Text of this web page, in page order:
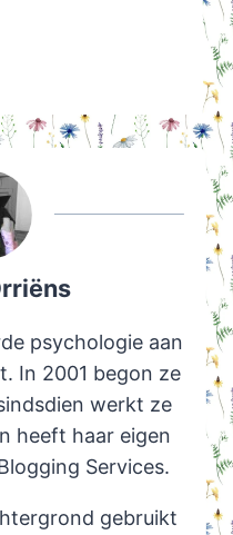
psychologie aan
In 2001 begon ze
werkt ze
heeft haar eigen
Services.
gebruikt